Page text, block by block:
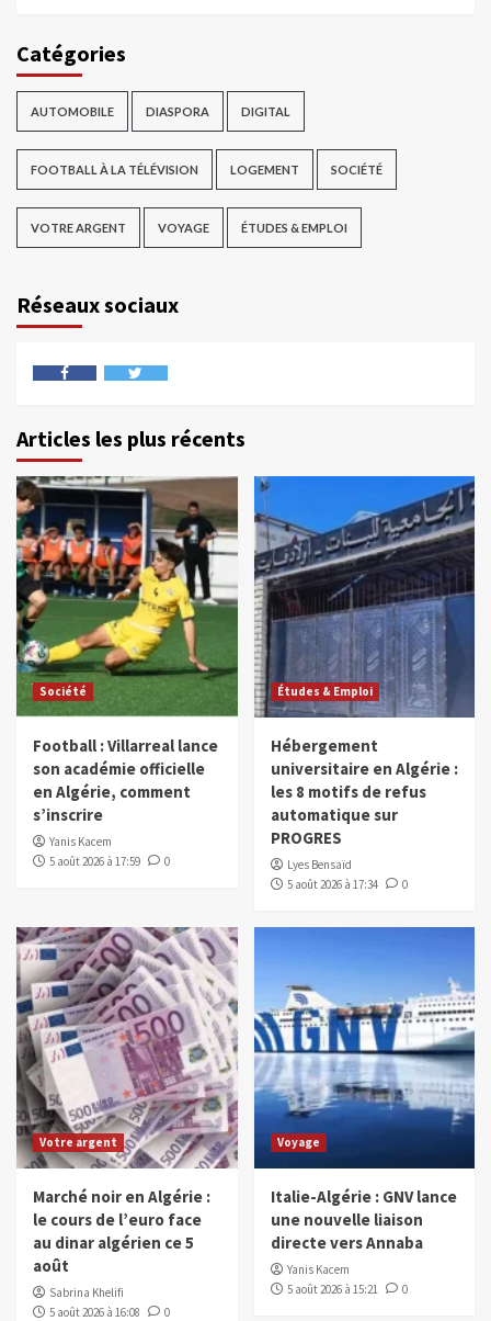
Catégories
AUTOMOBILE DIASPORA DIGITAL
FOOTBALL À LA TÉLÉVISION LOGEMENT SOCIÉTÉ
VOTRE ARGENT VOYAGE ÉTUDES & EMPLOI
Réseaux sociaux
Articles les plus récents
Société
Football : Villarreal lance
son académie officielle
en Algérie, comment
s’inscrire
Yanis Kacem
5 août 2026 à 17:59
0
Études & Emploi
Hébergement
universitaire en Algérie :
les 8 motifs de refus
automatique sur
PROGRES
Lyes Bensaïd
5 août 2026 à 17:34
0
Votre argent
Marché noir en Algérie :
le cours de l’euro face
au dinar algérien ce 5
août
Sabrina Khelifi
5 août 2026 à 16:08
0
Voyage
Italie-Algérie : GNV lance
une nouvelle liaison
directe vers Annaba
Yanis Kacem
5 août 2026 à 15:21
0